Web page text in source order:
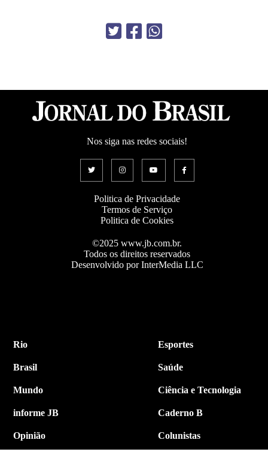
Nos siga nas redes sociais!
Politica de Privacidade
Termos de Serviço
Politica de Cookies
©2025 www.jb.com.br.
Todos os direitos reservados
Desenvolvido por InterMedia LLC
Rio
Brasil
Mundo
informe JB
Opinião
Esportes
Saúde
Ciência e Tecnologia
Caderno B
Colunistas